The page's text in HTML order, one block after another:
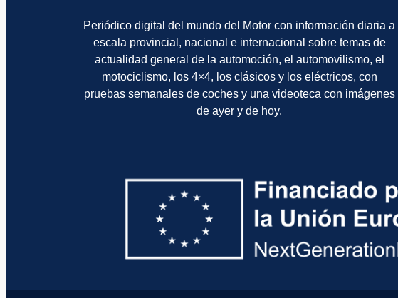
Periódico digital del mundo del Motor con información diaria a
escala provincial, nacional e internacional sobre temas de
actualidad general de la automoción, el automovilismo, el
motociclismo, los 4×4, los clásicos y los eléctricos, con
pruebas semanales de coches y una videoteca con imágenes
de ayer y de hoy.